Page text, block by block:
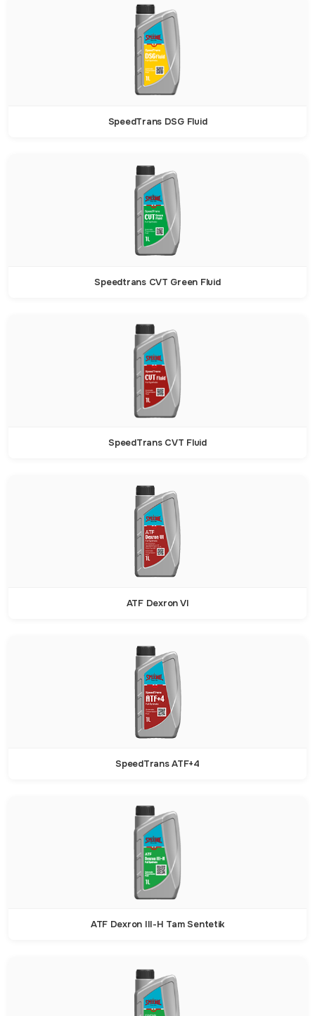
SpeedTrans DSG Fluid
Speedtrans CVT Green Fluid
SpeedTrans CVT Fluid
ATF Dexron VI
SpeedTrans ATF+4
ATF Dexron III-H Tam Sentetik